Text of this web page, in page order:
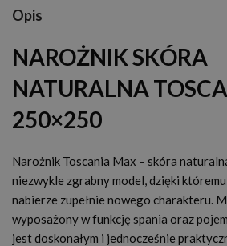
Opis
NAROŻNIK SKÓRA
NATURALNA
250×250
Narożnik Toscania Max – skóra
niezwykle zgrabny model, dzięki
nabierze zupełnie nowego charakteru.
wyposażony w funkcję spania oraz
jest doskonałym i jednocześnie